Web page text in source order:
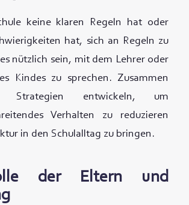
keine klaren Regeln hat oder
hat, sich an Regeln zu
nützlich sein, mit dem Lehrer oder
Kindes zu sprechen. Zusammen
entwickeln, um
Verhalten zu reduzieren
in den Schulalltag zu bringen.
der Eltern und